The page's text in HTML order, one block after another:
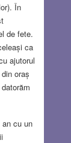
În
de fete.
ca
ajutorul
oraș
cu un